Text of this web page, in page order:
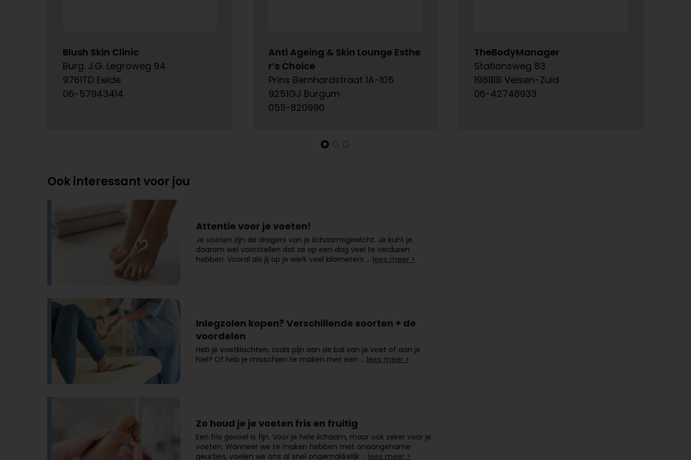
Blush Skin Clinic
Burg. J.G. Legroweg 94
9761TD Eelde
06-57943414
Anti Ageing & Skin Lounge Esthe
r’s Choice
Prins Bernhardstraat 1A-105
9251GJ Burgum
0511-820990
TheBodyManager
Stationsweg 83
1981BB Velsen-Zuid
06-42748933
Ook interessant voor jou
Attentie voor je voeten!
Je voeten zijn de dragers van je lichaamsgewicht. Je kunt je
daarom wel voorstellen dat ze op een dag veel te verduren
hebben. Vooral als jij op je werk veel kilometers … lees meer >
Inlegzolen kopen? Verschillende soorten + de
voordelen
Heb je voetklachten, zoals pijn aan de bal van je voet of aan je
hiel? Of heb je misschien te maken met een … lees meer >
Zo houd je je voeten fris en fruitig
Een fris gevoel is fijn. Voor je hele lichaam, maar ook zeker voor je
voeten. Wanneer we te maken hebben met onaangename
geurtjes, voelen we ons al snel ongemakkelijk … lees meer >